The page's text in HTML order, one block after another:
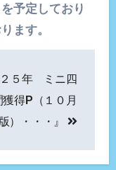
予定しており
ます。
２５年 ミニ四
得P（１０月
版）・・・』